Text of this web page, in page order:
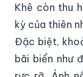
Khê còn thu
kỳ của thiên
Đặc biệt,
bãi biển như